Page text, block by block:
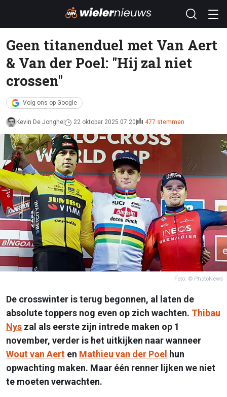
Geen titanenduel met Van Aert
& Van der Poel: "Hij zal niet
crossen"
Volg ons op Google
Kevin De Jonghe 22 oktober 2025 07:20 477 stemmen
Foto: © PhotoNews
De crosswinter is terug begonnen, al laten de
absolute toppers nog even op zich wachten. Thibau
Nys zal als eerste zijn intrede maken op 1
november, verder is het uitkijken naar wanneer
Wout van Aert en Mathieu van der Poel hun
opwachting maken. Maar één renner lijken we niet
te moeten verwachten.